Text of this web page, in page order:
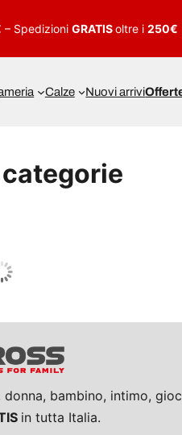
– Spedizioni GRATISoltre i 250€
Calze Nuovi arrivi
tutto
bambino, intimo,
in tutta Italia.